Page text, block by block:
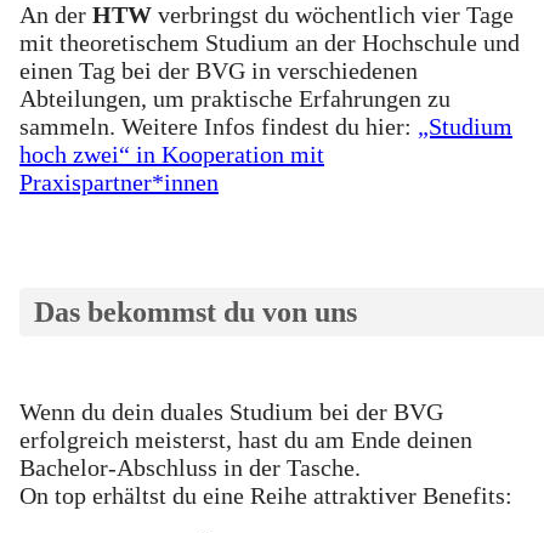
An der HTW verbringst du wöchentlich vier Tage
mit theoretischem Studium an der Hochschule und
einen Tag bei der BVG in verschiedenen
Abteilungen, um praktische Erfahrungen zu
sammeln. Weitere Infos findest du hier: „Studium
hoch zwei“ in Kooperation mit
Praxispartner*innen
Das bekommst du von uns
Wenn du dein duales Studium bei der BVG
erfolgreich meisterst, hast du am Ende deinen
Bachelor-Abschluss in der Tasche.
On top erhältst du eine Reihe attraktiver Benefits: